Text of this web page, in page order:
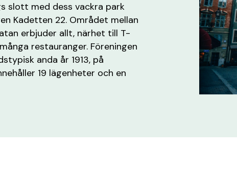
slott med dess vackra park
Kadetten 22. Området mellan
erbjuder allt, närhet till T-
restauranger. Föreningen
anda år 1913, på
19 lägenheter och en